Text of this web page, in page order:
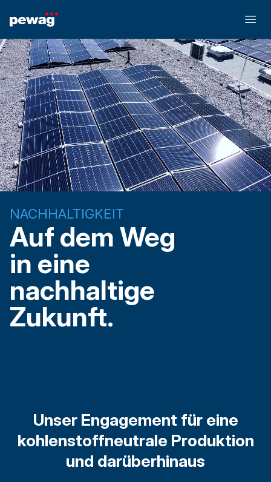
NACHHALTIGKEIT
Auf dem Weg
in eine
nachhaltige
Zukunft.
Unser Engagement für eine
kohlenstoffneutrale Produktion
und darüberhinaus